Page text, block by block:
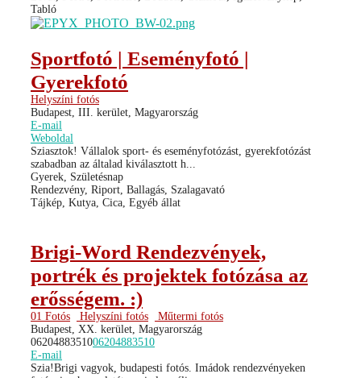
Tabló
Sportfotó | Eseményfotó |
Gyerekfotó
Helyszíni fotós
Budapest, III. kerület, Magyarország
E-mail
Weboldal
Sziasztok! Vállalok sport- és eseményfotózást, gyerekfotózást
szabadban az általad kiválasztott h...
Gyerek, Születésnap
Rendezvény, Riport, Ballagás, Szalagavató
Tájkép, Kutya, Cica, Egyéb állat
Brigi-Word Rendezvények,
portrék és projektek fotózása az
erősségem. :)
01 Fotós Helyszíni fotós
Műtermi fotós
Budapest, XX. kerület, Magyarország
0620488351006204883510
E-mail
Szia!Brigi vagyok, budapesti fotós. Imádok rendezvényeken